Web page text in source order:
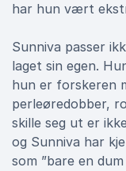
har hun vært
Sunniva passer
laget sin egen.
hun er forskeren
perleøredobber,
skille seg ut er
og Sunniva har
som ”bare en